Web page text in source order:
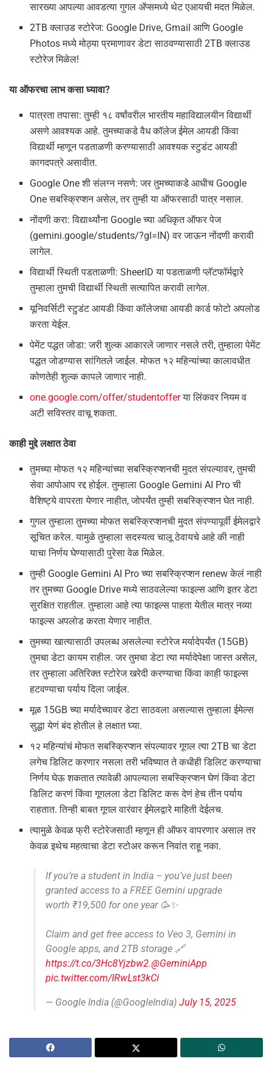
सारख्या आपल्या आवडत्या गुगल ॲप्समध्ये थेट एआयची मदत मिळेल.
2TB क्लाउड स्टोरेज: Google Drive, Gmail आणि Google
Photos मध्ये मोठ्या प्रमाणावर डेटा साठवण्यासाठी 2TB क्लाउड
स्टोरेज मिळेल!
या ऑफरचा लाभ कसा घ्यावा?
पात्रता तपासा: तुम्ही १८ वर्षांवरील भारतीय महाविद्यालयीन विद्यार्थी
असणे आवश्यक आहे. तुमच्याकडे वैध कॉलेज ईमेल आयडी किंवा
विद्यार्थी म्हणून पडताळणी करण्यासाठी आवश्यक स्टुडंट आयडी
कागदपत्रे असावीत.
Google One शी संलग्न नसणे: जर तुमच्याकडे आधीच Google
One सबस्क्रिप्शन असेल, तर तुम्ही या ऑफरसाठी पात्र नसाल.
नोंदणी करा: विद्यार्थ्यांना Google च्या अधिकृत ऑफर पेज
(gemini.google/students/?gl=IN) वर जाऊन नोंदणी करावी
लागेल.
विद्यार्थी स्थिती पडताळणी: SheerID या पडताळणी प्लॅटफॉर्मद्वारे
तुम्हाला तुमची विद्यार्थी स्थिती सत्यापित करावी लागेल.
यूनिवर्सिटी स्टुडंट आयडी किंवा कॉलेजचा आयडी कार्ड फोटो अपलोड
करता येईल.
पेमेंट पद्धत जोडा: जरी शुल्क आकारले जाणार नसले तरी, तुम्हाला पेमेंट
पद्धत जोडण्यास सांगितले जाईल. मोफत १२ महिन्यांच्या कालावधीत
कोणतेही शुल्क कापले जाणार नाही.
one.google.com/offer/studentofferया लिंकवर नियम व
अटी सविस्तर वाचू शकता.
काही मुद्दे लक्षात ठेवा
तुमच्या मोफत १२ महिन्यांच्या सबस्क्रिप्शनची मुदत संपल्यावर, तुमची
सेवा आपोआप रद्द होईल. तुम्हाला Google Gemini AI Pro ची
वैशिष्ट्ये वापरता येणार नाहीत, जोपर्यंत तुम्ही सबस्क्रिप्शन घेत नाही.
गुगल तुम्हाला तुमच्या मोफत सबस्क्रिप्शनची मुदत संपण्यापूर्वी ईमेलद्वारे
सूचित करेल. यामुळे तुम्हाला सदस्यत्व चालू ठेवायचे आहे की नाही
याचा निर्णय घेण्यासाठी पुरेसा वेळ मिळेल.
तुम्ही Google Gemini AI Pro च्या सबस्क्रिप्शन renew केलं नाही
तर तुमच्या Google Drive मध्ये साठवलेल्या फाइल्स आणि इतर डेटा
सुरक्षित राहतील. तुम्हाला आहे त्या फाइल्स पाहता येतील मात्र नव्या
फाइल्स अपलोड करता येणार नाहीत.
तुमच्या खात्यासाठी उपलब्ध असलेल्या स्टोरेज मर्यादेपर्यंत (15GB)
तुमचा डेटा कायम राहील. जर तुमचा डेटा त्या मर्यादेपेक्षा जास्त असेल,
तर तुम्हाला अतिरिक्त स्टोरेज खरेदी करण्याचा किंवा काही फाइल्स
हटवण्याचा पर्याय दिला जाईल.
मूळ 15GB च्या मर्यादेच्यावर डेटा साठवला असल्यास तुम्हाला ईमेल्स
सुद्धा येणं बंद होतील हे लक्षात घ्या.
१२ महिन्यांचं मोफत सबस्क्रिप्शन संपल्यावर गूगल त्या 2TB चा डेटा
लगेच डिलिट करणार नसला तरी भविष्यात ते कधीही डिलिट करण्याचा
निर्णय घेऊ शकतात त्यावेळी आपल्याला सबस्क्रिप्शन घेणं किंवा डेटा
डिलिट करणं किंवा गूगलला डेटा डिलिट करू देणं हेच तीन पर्याय
राहतात. तिन्ही बाबत गूगल वारंवार ईमेलद्वारे माहिती देईलच.
त्यामुळे केवळ फ्री स्टोरेजसाठी म्हणून ही ऑफर वापरणार असाल तर
केवळ इथेच महत्वाचा डेटा स्टोअर करून निवांत राहू नका.
If you’re a student in India – you’ve just been
granted access to a FREE Gemini upgrade
worth ₹19,500 for one year 🥳✨
Claim and get free access to Veo 3, Gemini in
Google apps, and 2TB storage 🔗
https://t.co/3Hc8Yjzbw2.@GeminiApp
pic.twitter.com/IRwLst3kCi
— Google India (@GoogleIndia) July 15, 2025